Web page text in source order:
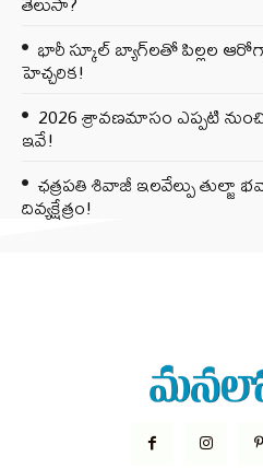
భారీ స్కూల్ బ్యాగ్‌లతో పిల్లల
హెచ్చరిక!
2026 శ్రావణమాసం ఎప్పటి
ఇవే!
ఛత్రపతి శివాజీ ఇలవేల్పు తుల్జా
దివ్యక్షేత్రం!